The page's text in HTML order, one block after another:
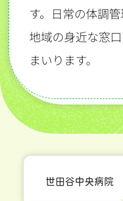
す。日常の体調
地域の身近な窓
まいります。
世田谷中央病院